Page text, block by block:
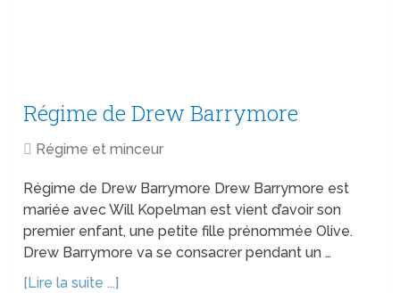
Régime de Drew Barrymore
Régime et minceur
Régime de Drew Barrymore Drew Barrymore est
mariée avec Will Kopelman est vient d’avoir son
premier enfant, une petite fille prénommée Olive.
Drew Barrymore va se consacrer pendant un …
[Lire la suite ...]